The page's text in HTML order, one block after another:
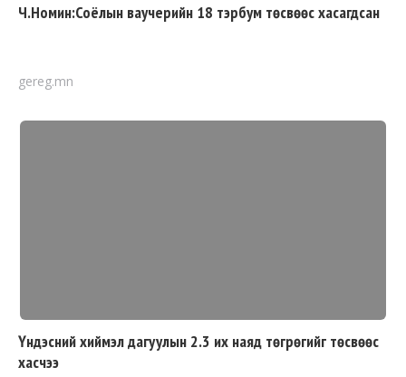
Ч.Номин:Соёлын ваучерийн 18 тэрбум төсвөөс хасагдсан
gereg.mn
Үндэсний хиймэл дагуулын 2.3 их наяд төгрөгийг төсвөөс
хасчээ